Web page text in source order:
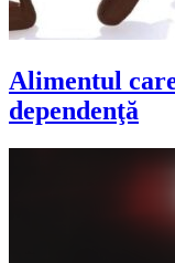
Alimentul
dependenţă